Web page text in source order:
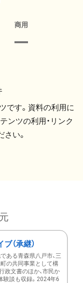
商用
です。資料の利用に
テンツの利用・リンク
さい。
（承継）
ある青森県八戸市、三
町の共同事業として構
政文書のほか、市民か
験談も収録。2024年6